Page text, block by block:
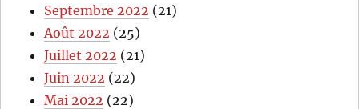
Septembre 2022 (21)
Août 2022 (25)
Juillet 2022 (21)
Juin 2022 (22)
Mai 2022 (22)